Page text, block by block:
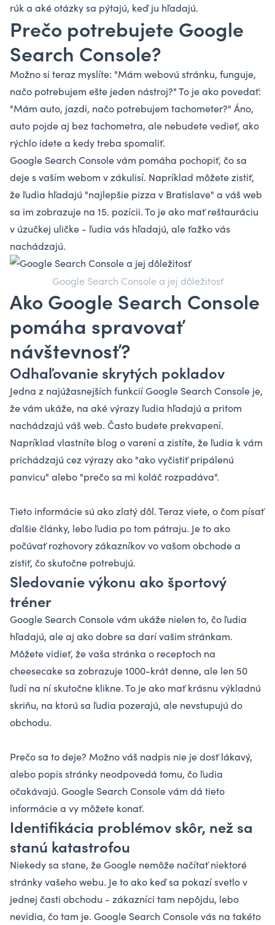
rúk a aké otázky sa pýtajú, keď ju hľadajú.
Prečo potrebujete Google
Search Console?
Možno si teraz myslíte: "Mám webovú stránku, funguje,
načo potrebujem ešte jeden nástroj?" To je ako povedať:
"Mám auto, jazdi, načo potrebujem tachometer?" Áno,
auto pojde aj bez tachometra, ale nebudete vedieť, ako
rýchlo idete a kedy treba spomaliť.
Google Search Console vám pomáha pochopiť, čo sa
deje s vaším webom v zákulisí. Napríklad môžete zistiť,
že ľudia hľadajú "najlepšie pizza v Bratislave" a váš web
sa im zobrazuje na 15. pozícii. To je ako mať reštauráciu
v úzučkej uličke - ľudia vás hľadajú, ale ťažko vás
nachádzajú.
Google Search Console a jej dôležitosť
Ako Google Search Console
pomáha spravovať
návštevnosť?
Odhaľovanie skrytých pokladov
Jedna z najúžasnejších funkcií Google Search Console je,
že vám ukáže, na aké výrazy ľudia hľadajú a pritom
nachádzajú váš web. Často budete prekvapení.
Napríklad vlastníte blog o varení a zistíte, že ľudia k vám
prichádzajú cez výrazy ako "ako vyčistiť pripálenú
panvicu" alebo "prečo sa mi koláč rozpadáva".
Tieto informácie sú ako zlatý dôl. Teraz viete, o čom písať
ďalšie články, lebo ľudia po tom pátraju. Je to ako
počúvať rozhovory zákazníkov vo vašom obchode a
zistiť, čo skutočne potrebujú.
Sledovanie výkonu ako športový
tréner
Google Search Console vám ukáže nielen to, čo ľudia
hľadajú, ale aj ako dobre sa darí vašim stránkam.
Môžete vidieť, že vaša stránka o receptoch na
cheesecake sa zobrazuje 1000-krát denne, ale len 50
ľudí na ní skutočne klikne. To je ako mať krásnu výkladnú
skriňu, na ktorú sa ľudia pozerajú, ale nevstupujú do
obchodu.
Prečo sa to deje? Možno váš nadpis nie je dosť lákavý,
alebo popis stránky neodpovedá tomu, čo ľudia
očakávajú. Google Search Console vám dá tieto
informácie a vy môžete konať.
Identifikácia problémov skôr, než sa
stanú katastrofou
Niekedy sa stane, že Google nemôže načítať niektoré
stránky vašeho webu. Je to ako keď sa pokazí svetlo v
jednej časti obchodu - zákazníci tam nepôjdu, lebo
nevidia, čo tam je. Google Search Console vás na takéto